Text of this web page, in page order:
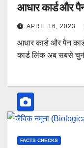
आधार कार्ड और
APRIL 16, 2023
आधार कार्ड और पैन
कार्ड लिंक अब सबसे
FACTS CHECKS